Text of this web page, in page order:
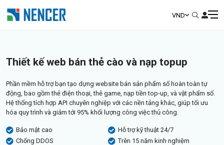
VND
Thiết kế web bán thẻ cào và nạp topup
Phần mềm hỗ trợ bạn tạo dựng website bán sản phẩm số hoàn toàn tự
động, bao gồm thẻ điện thoại, thẻ game, nạp tiền top-up, và vật phẩm số.
Hệ thống tích hợp API chuyên nghiệp với các nền tảng khác, giúp tối ưu
hóa quy trình và giảm tới 95% khối lượng công việc thủ công.
Bảo mật cao
Hỗ trợ kỹ thuật 24/7
Chống DDOS
Trên 15 năm kinh nghiệm